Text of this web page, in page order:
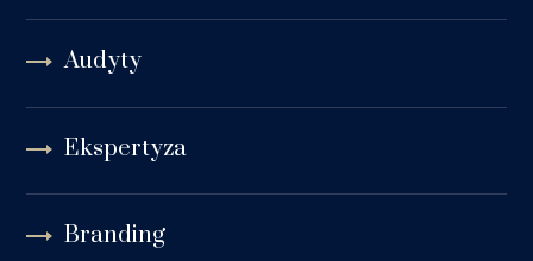
Audyty
Ekspertyza
Branding